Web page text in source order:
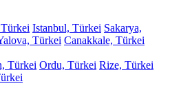
Istanbul, Türkei Sakarya,
Türkei Canakkale, Türkei
Türkei Ordu, Türkei Rize, Türkei